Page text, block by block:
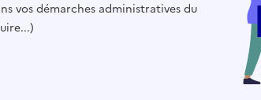
vos démarches administratives du